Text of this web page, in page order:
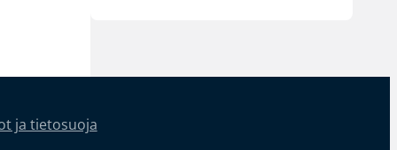
ja tietosuoja